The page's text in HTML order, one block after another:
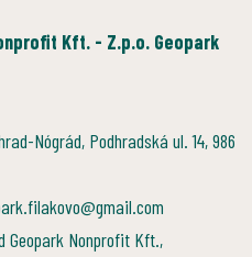
Kft. - Z.p.o. Geopark
Nógrád, Podhradská ul. 14, 986
Geopark Nonprofit Kft.,